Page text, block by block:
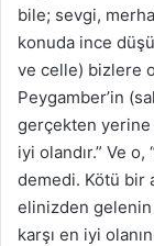
bile; sevgi,
konuda ince
ve celle) bizlere
Peygamber’in
gerçekten
iyi olandır.” Ve o,
demedi. Kötü bir
elinizden gelenin
karşı en iyi